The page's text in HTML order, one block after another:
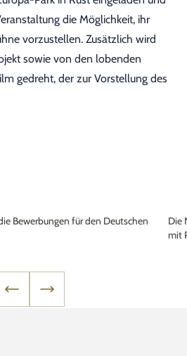
die Möglichkeit, ihr
vorzustellen. Zusätzlich wird
sowie von den lobenden
gedreht, der zur Vorstellung des
Bewerbungen für den Deutschen
Die
mit